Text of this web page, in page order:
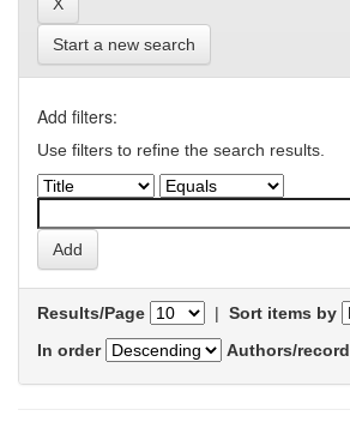
Start a new search
Add filters:
Use filters to refine the search results.
Results/Page | Sort items by
In order
Authors/record